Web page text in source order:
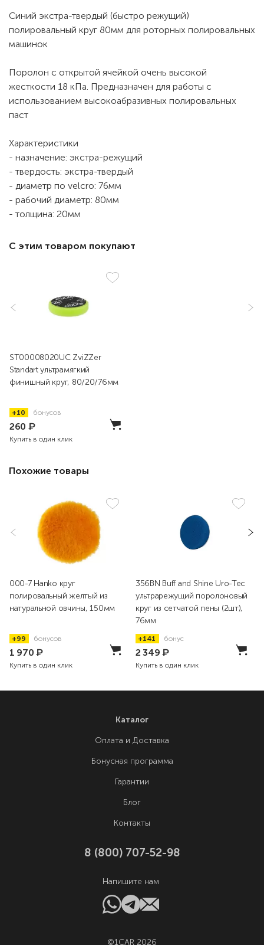
Синий экстра-твердый (быстро режущий)
полировальный круг 80мм для роторных полировальных
машинок
Поролон с открытой ячейкой очень высокой
жесткости 18 кПа. Предназначен для работы с
использованием высокоабразивных полировальных
паст
Характеристики
- назначение: экстра-режущий
- твердость: экстра-твердый
- диаметр по velcro: 76мм
- рабочий диаметр: 80мм
- толщина: 20мм
С этим товаром покупают
ST00008020UC ZviZZer
Standart ультрамягкий
финишный круг, 80/20/76мм
+10 бонусов
260 ₽
Купить в один клик
Похожие товары
000-7 Hanko круг
полировальный желтый из
натуральной овчины, 150мм
+99 бонусов
1 970₽
Купить в один клик
356BN Buff and Shine Uro-Tec
ультрарежущий поролоновый
круг из сетчатой пены (2шт),
76мм
+141 бонус
2 349₽
Купить в один клик
Каталог
Оплата и Доставка
Бонусная программа
Гарантии
Блог
Контакты
8 (800) 707-52-98
Напишите нам
©1CAR 2026